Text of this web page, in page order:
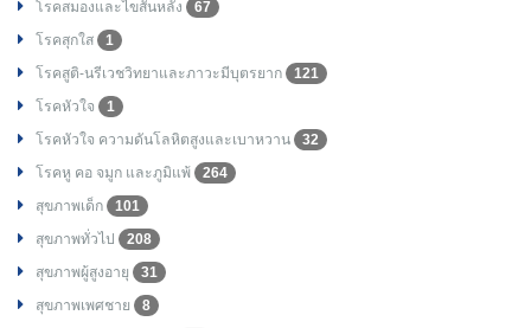
โรคสมองและไขสันหลัง
67
โรคสุกใส
1
โรคสูติ-นรีเวชวิทยาและภาวะมีบุตรยาก
121
โรคหัวใจ
1
โรคหัวใจ ความดันโลหิตสูงและเบาหวาน
32
โรคหู คอ จมูก และภูมิแพ้
264
สุขภาพเด็ก
101
สุขภาพทั่วไป
208
สุขภาพผู้สูงอายุ
31
สุขภาพเพศชาย
8